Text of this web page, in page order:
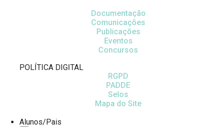
Documentação
Comunicações
Publicações
Eventos
Concursos
POLÍTICA DIGITAL
RGPD
PADDE
Selos
Mapa do Site
Alunos/Pais